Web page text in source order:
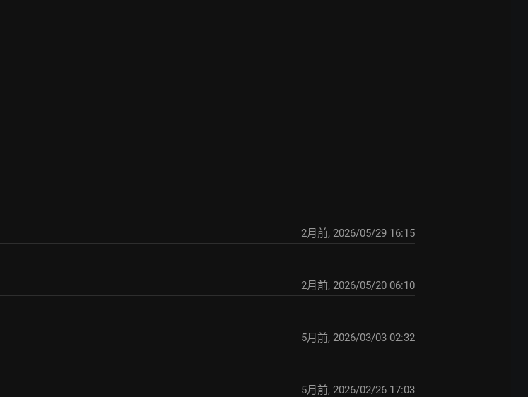
2月前, 2026/05/29 16:15
2月前, 2026/05/20 06:10
5月前, 2026/03/03 02:32
5月前, 2026/02/26 17:03